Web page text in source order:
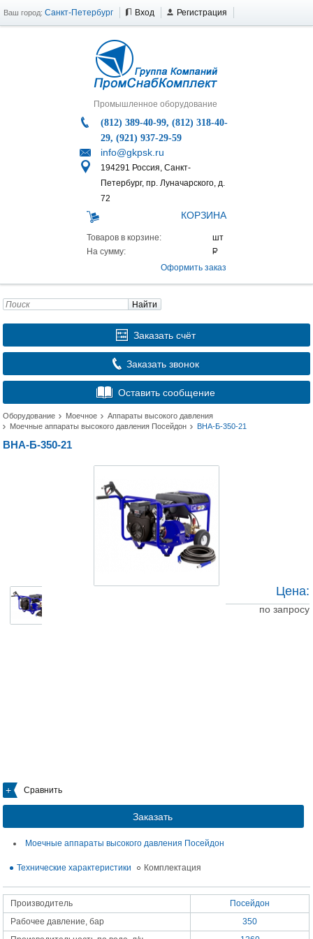
Ваш город: Санкт-Петербург Вход Регистрация
Промышленное оборудование
(812) 389-40-99, (812) 318-40-
29, (921) 937-29-59
info@gkpsk.ru
194291 Россия, Санкт-
Петербург, пр. Луначарского, д.
72
КОРЗИНА
Товаров в корзине:
На сумму:
Оформить заказ
Найти
Заказать счёт
Заказать звонок
Оставить сообщение
Оборудование Моечное
Аппараты высокого давления
Моечные аппараты высокого давления Посейдон
ВНА-Б-350-21
ВНА-Б-350-21
Сравнить
Заказать
Цена:
по запросу
Моечные аппараты высокого давления Посейдон
Технические характеристики Комплектация
Производитель
Посейдон
Рабочее давление, бар
350